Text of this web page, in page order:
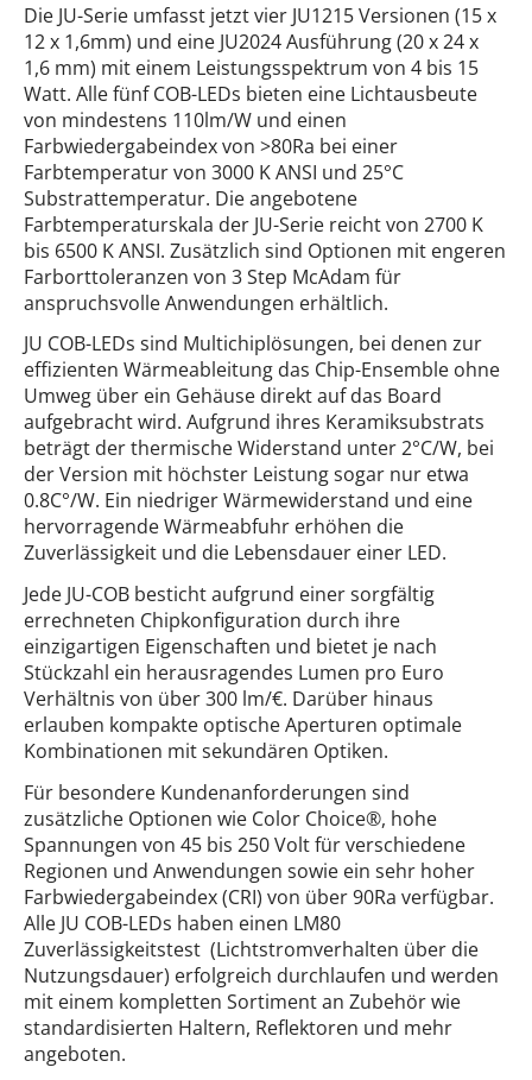
Die JU-Serie umfasst jetzt vier JU1215 Versionen (15 x
12 x 1,6mm) und eine JU2024 Ausführung (20 x 24 x
1,6 mm) mit einem Leistungsspektrum von 4 bis 15
Watt. Alle fünf COB-LEDs bieten eine Lichtausbeute
von mindestens 110lm/W und einen
Farbwiedergabeindex von >80Ra bei einer
Farbtemperatur von 3000 K ANSI und 25°C
Substrattemperatur. Die angebotene
Farbtemperaturskala der JU-Serie reicht von 2700 K
bis 6500 K ANSI. Zusätzlich sind Optionen mit engeren
Farborttoleranzen von 3 Step McAdam für
anspruchsvolle Anwendungen erhältlich.
JU COB-LEDs sind Multichiplösungen, bei denen zur
effizienten Wärmeableitung das Chip-Ensemble ohne
Umweg über ein Gehäuse direkt auf das Board
aufgebracht wird. Aufgrund ihres Keramiksubstrats
beträgt der thermische Widerstand unter 2°C/W, bei
der Version mit höchster Leistung sogar nur etwa
0.8C°/W. Ein niedriger Wärmewiderstand und eine
hervorragende Wärmeabfuhr erhöhen die
Zuverlässigkeit und die Lebensdauer einer LED.
Jede JU-COB besticht aufgrund einer sorgfältig
errechneten Chipkonfiguration durch ihre
einzigartigen Eigenschaften und bietet je nach
Stückzahl ein herausragendes Lumen pro Euro
Verhältnis von über 300 lm/€. Darüber hinaus
erlauben kompakte optische Aperturen optimale
Kombinationen mit sekundären Optiken.
Für besondere Kundenanforderungen sind
zusätzliche Optionen wie Color Choice®, hohe
Spannungen von 45 bis 250 Volt für verschiedene
Regionen und Anwendungen sowie ein sehr hoher
Farbwiedergabeindex (CRI) von über 90Ra verfügbar.
Alle JU COB-LEDs haben einen LM80
Zuverlässigkeitstest (Lichtstromverhalten über die
Nutzungsdauer) erfolgreich durchlaufen und werden
mit einem kompletten Sortiment an Zubehör wie
standardisierten Haltern, Reflektoren und mehr
angeboten.